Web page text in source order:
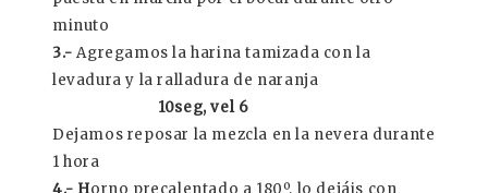
minuto
3.- Agregamos la harina tamizada con la
levadura y la ralladura de naranja
10seg, vel 6
Dejamos reposar la mezcla en la nevera durante
1 hora